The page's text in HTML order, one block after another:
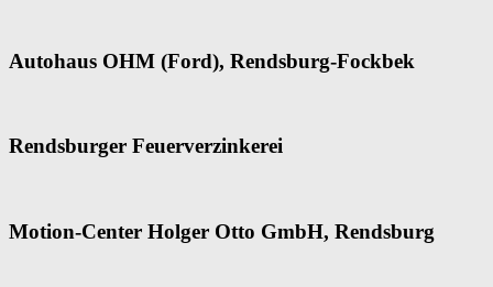
Autohaus OHM (Ford), Rendsburg-Fockbek
Rendsburger Feuerverzinkerei
Motion-Center Holger Otto GmbH, Rendsburg